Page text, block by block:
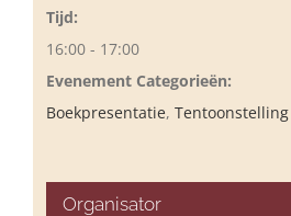
Tijd:
16:00 - 17:00
Evenement Categorieën:
Boekpresentatie, Tentoonstelling
Organisator